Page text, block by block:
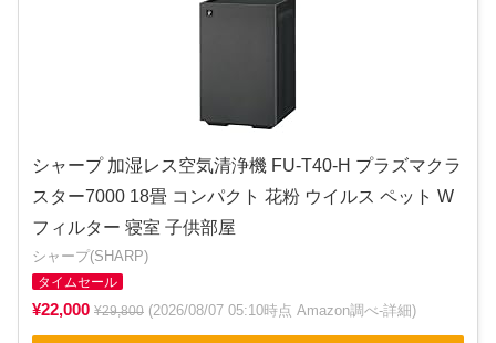
シャープ 加湿レス空気清浄機 FU-T40-H プラズマクラ
スター7000 18畳 コンパクト 花粉 ウイルス ペット W
フィルター 寝室 子供部屋
シャープ(SHARP)
タイムセール
¥22,000 ¥29,800 (2026/08/07 05:10時点 Amazon調べ-詳細)